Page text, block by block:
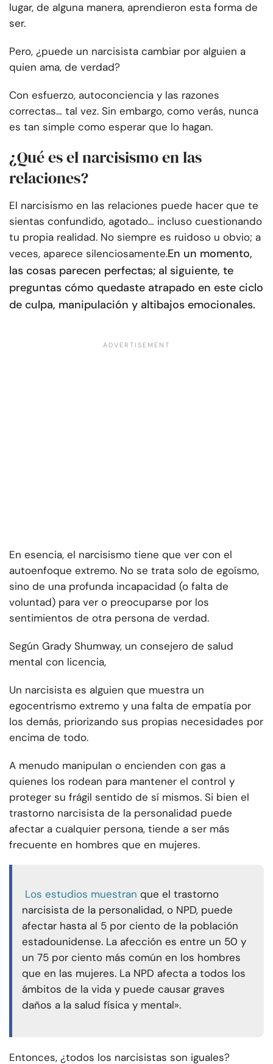
lugar, de alguna manera, aprendieron esta forma de
ser.
Pero, ¿puede un narcisista cambiar por alguien a
quien ama, de verdad?
Con esfuerzo, autoconciencia y las razones
correctas… tal vez. Sin embargo, como verás, nunca
es tan simple como esperar que lo hagan.
¿Qué es el narcisismo en las
relaciones?
El narcisismo en las relaciones puede hacer que te
sientas confundido, agotado… incluso cuestionando
tu propia realidad. No siempre es ruidoso u obvio; a
veces, aparece silenciosamente.En un momento,
las cosas parecen perfectas; al siguiente, te
preguntas cómo quedaste atrapado en este ciclo
de culpa, manipulación y altibajos emocionales.
En esencia, el narcisismo tiene que ver con el
autoenfoque extremo. No se trata solo de egoísmo,
sino de una profunda incapacidad (o falta de
voluntad) para ver o preocuparse por los
sentimientos de otra persona de verdad.
Según Grady Shumway, un consejero de salud
mental con licencia,
Un narcisista es alguien que muestra un
egocentrismo extremo y una falta de empatía por
los demás, priorizando sus propias necesidades por
encima de todo.
A menudo manipulan o encienden con gas a
quienes los rodean para mantener el control y
proteger su frágil sentido de sí mismos. Si bien el
trastorno narcisista de la personalidad puede
afectar a cualquier persona, tiende a ser más
frecuente en hombres que en mujeres.
Los estudios muestran que el trastorno
narcisista de la personalidad, o NPD, puede
afectar hasta al 5 por ciento de la población
estadounidense. La afección es entre un 50 y
un 75 por ciento más común en los hombres
que en las mujeres. La NPD afecta a todos los
ámbitos de la vida y puede causar graves
daños a la salud física y mental».
Entonces, ¿todos los narcisistas son iguales?